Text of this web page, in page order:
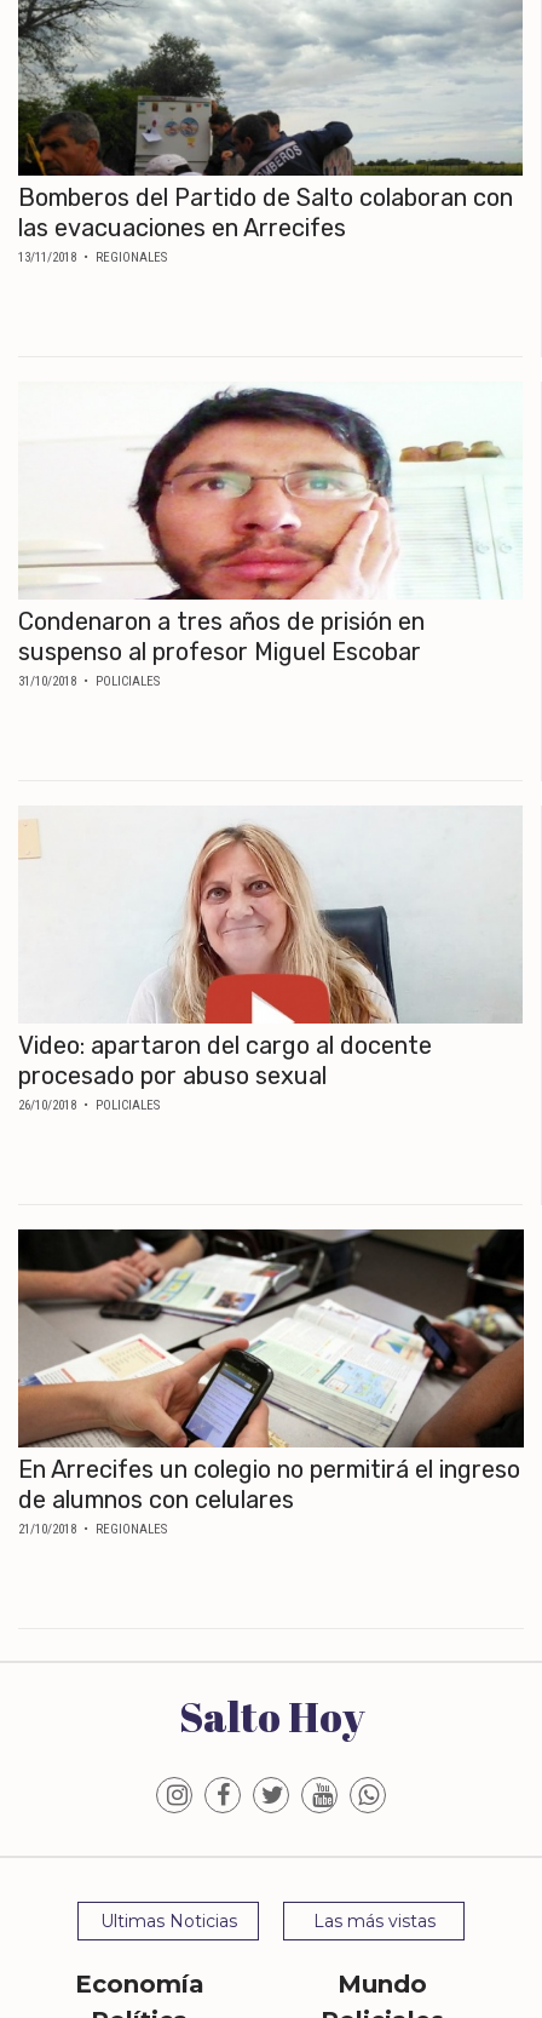
Bomberos del Partido de Salto colaboran con
las evacuaciones en Arrecifes
13/11/2018 • REGIONALES
Condenaron a tres años de prisión en
suspenso al profesor Miguel Escobar
31/10/2018 • POLICIALES
Video: apartaron del cargo al docente
procesado por abuso sexual
26/10/2018 • POLICIALES
En Arrecifes un colegio no permitirá el ingreso
de alumnos con celulares
21/10/2018 • REGIONALES
Salto Hoy
Ultimas Noticias Las más vistas
Economía
Mundo